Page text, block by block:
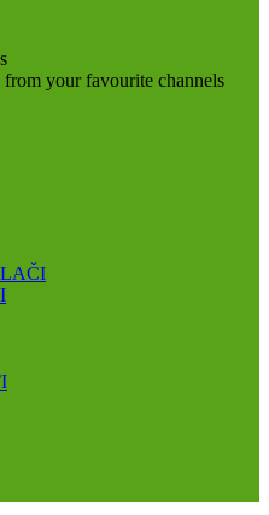
from your favourite channels